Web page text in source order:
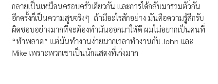
กลายเป็นเหมือนครอบครัวเดียวกัน และการได้กลับมารวมตัวกัน
อีกครั้งก็เป็นความสุขจริงๆ ถ้ามีอะไรสักอย่าง มันคือความรู้สึกรับ
ผิดชอบอย่างมากที่จะต้องทำมันออกมาให้ดี ผมไม่อยากเป็นคนที่
“ทำพลาด” แต่มันทำงานง่ายมากเวลาทำงานกับ John และ
Mike เพราะพวกเขาเป็นนักแสดงที่เก่งมาก